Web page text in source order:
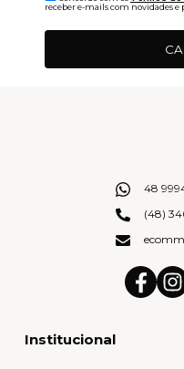
receber e-mails com novidades e
Institucional
48
(48)